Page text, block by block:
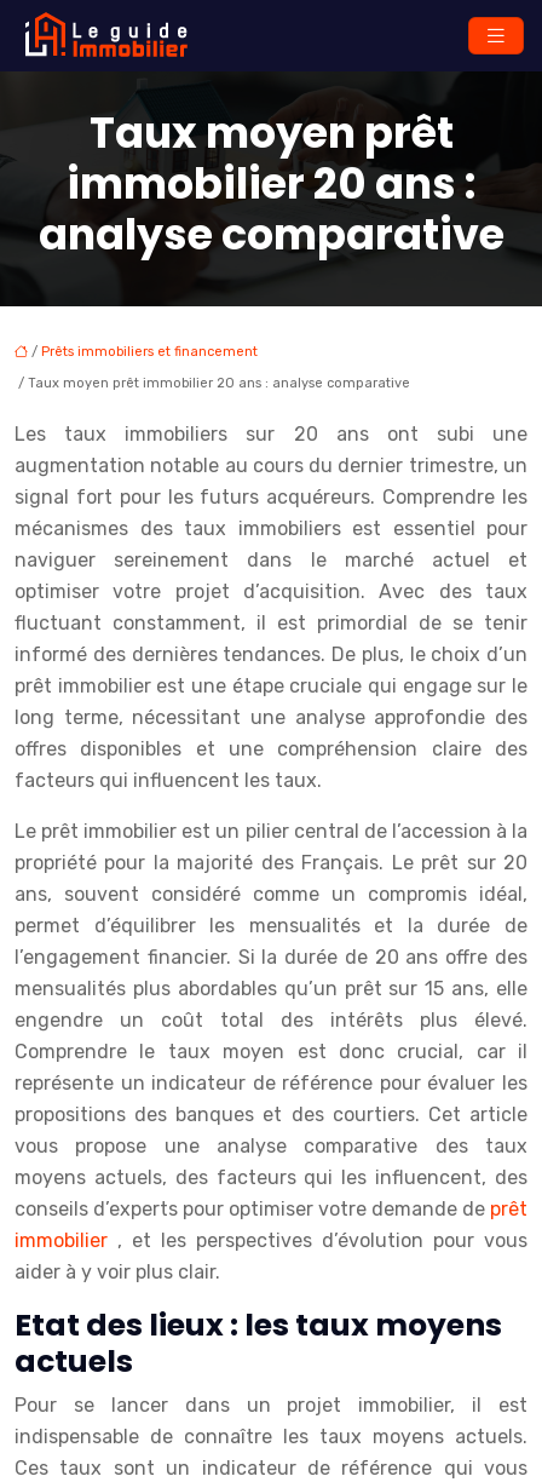
Taux moyen prêt
immobilier 20 ans :
analyse comparative
/ Prêts immobiliers et financement
/ Taux moyen prêt immobilier 20 ans : analyse comparative
Les taux immobiliers sur 20 ans ont subi une
augmentation notable au cours du dernier trimestre, un
signal fort pour les futurs acquéreurs. Comprendre les
mécanismes des taux immobiliers est essentiel pour
naviguer sereinement dans le marché actuel et
optimiser votre projet d’acquisition. Avec des taux
fluctuant constamment, il est primordial de se tenir
informé des dernières tendances. De plus, le choix d’un
prêt immobilier est une étape cruciale qui engage sur le
long terme, nécessitant une analyse approfondie des
offres disponibles et une compréhension claire des
facteurs qui influencent les taux.
Le prêt immobilier est un pilier central de l’accession à la
propriété pour la majorité des Français. Le prêt sur 20
ans, souvent considéré comme un compromis idéal,
permet d’équilibrer les mensualités et la durée de
l’engagement financier. Si la durée de 20 ans offre des
mensualités plus abordables qu’un prêt sur 15 ans, elle
engendre un coût total des intérêts plus élevé.
Comprendre le taux moyen est donc crucial, car il
représente un indicateur de référence pour évaluer les
propositions des banques et des courtiers. Cet article
vous propose une analyse comparative des taux
moyens actuels, des facteurs qui les influencent, des
conseils d’experts pour optimiser votre demande de prêt
immobilier , et les perspectives d’évolution pour vous
aider à y voir plus clair.
Etat des lieux : les taux moyens
actuels
Pour se lancer dans un projet immobilier, il est
indispensable de connaître les taux moyens actuels.
Ces taux sont un indicateur de référence qui vous